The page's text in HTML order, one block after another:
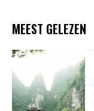
MEEST GELEZEN